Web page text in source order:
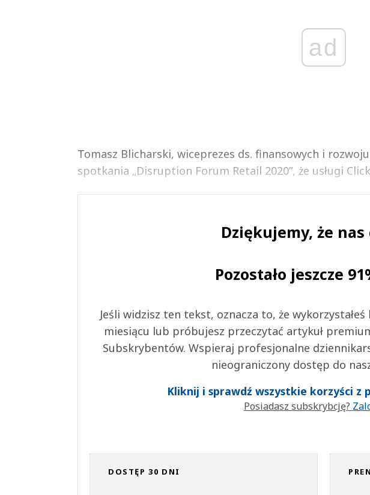
ad
Tomasz Blicharski, wiceprezes ds. finansowych i
spotkania „Disruption Forum Retail 2020”, że usługi
Dziękujemy, że nas
Pozostało jeszcze
Jeśli widzisz ten tekst, oznacza to, że
miesiącu lub próbujesz przeczytać artykuł
Subskrybentów. Wspieraj profesjonalne
nieograniczony dostęp do
Kliknij i sprawdź wszystkie korzyści z
Posiadasz subskrybcję?
DOSTĘP 30 DNI